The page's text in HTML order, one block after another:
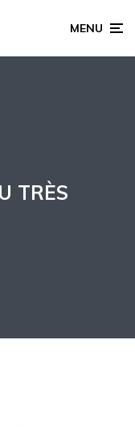
MENU
TRÈS